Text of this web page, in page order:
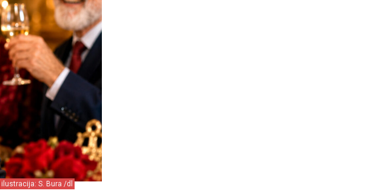
ilustracija: S. Bura /dl